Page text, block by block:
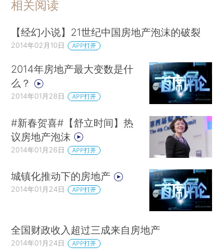
相关阅读
【经幻小说】21世纪中国房地产泡沫的破裂
2014年02月10日 APP打开
2014年房地产最大变数是什
么？
2014年01月28日 APP打开
#新春贺喜#【舒立时间】热
议房地产泡沫
2014年01月26日 APP打开
城镇化推动下的房地产
2014年01月24日 APP打开
全国财政收入超过三成来自房地产
2014年01月24日 APP打开